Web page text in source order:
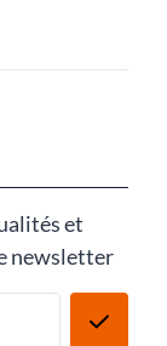
et
newsletter